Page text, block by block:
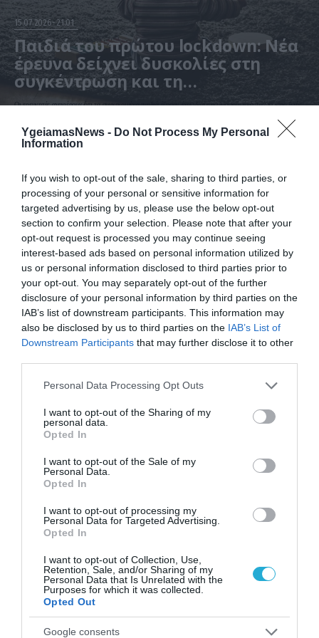
YgeiamasNews - Do Not Process My Personal
Information
If you wish to opt-out of the sale, sharing to third parties, or
processing of your personal or sensitive information for
targeted advertising by us, please use the below opt-out
section to confirm your selection. Please note that after your
opt-out request is processed you may continue seeing
interest-based ads based on personal information utilized by
us or personal information disclosed to third parties prior to
your opt-out. You may separately opt-out of the further
disclosure of your personal information by third parties on the
IAB’s list of downstream participants. This information may
also be disclosed by us to third parties on the IAB’s List of
Downstream Participants that may further disclose it to other
Please note that this website/app uses one or more Google
not limited to your visit or usage behaviour. You may click to
grant or deny consent to Google and its third-party tags to
use your data for below specified purposes in below Google
consent section.
Personal Data Processing Opt Outs
I want to opt-out of the Sharing of my
personal data.
Opted In
I want to opt-out of the Sale of my
Personal Data.
Opted In
I want to opt-out of processing my
Personal Data for Targeted Advertising.
Opted In
I want to opt-out of Collection, Use,
Retention, Sale, and/or Sharing of my
Personal Data that Is Unrelated with the
Purposes for which it was collected.
Opted Out
Google consents
15.07.2026 21:01
Παιδιά του πρώτου lockdown: Νέα
έρευνα δείχνει δυσκολίες στη
συγκέντρωση και τη
συναισθηματική διαχείριση
Οι ερευνητές αναφέρουν ότι τα συγκεκριμένα παιδιά έζησαν ένα ιδιαίτερα διαφορετικό πρώτο έτος ζωής
22.06.2026 15:01
Social Media και αυτοκτονίες ανηλίκων: Οι
γονείς στρέφονται μαζικά κατά Meta και
TikTok
Mωρό σε πτήση κοιτά με «κατανυκτικό»
ύφος άνδρα που του κάνει γκριμάτσες –